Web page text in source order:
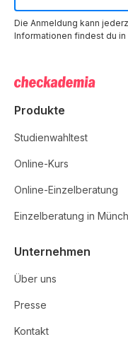
Die Anmeldung kann
Informationen findest du
Produkte
Studienwahltest
Online-Kurs
Online-Einzelberatung
Einzelberatung in
Unternehmen
Über uns
Presse
Kontakt